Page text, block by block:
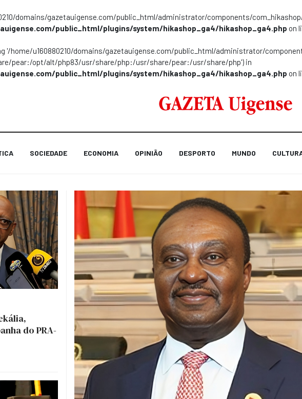
domains/gazetauigense.com/public_html/administrator/components/
public_html/plugins/system/hikashop_ga4/hikashop_ga4.php on
'/home/u160880210/domains/gazetauigense.com/public_html/administrator/
pear:/opt/alt/php83/usr/share/php:/usr/share/pear:/usr/share/php') in
public_html/plugins/system/hikashop_ga4/hikashop_ga4.php on
SOCIEDADE ECONOMIA OPINIÃO DESPORTO MUNDO
do PRA-